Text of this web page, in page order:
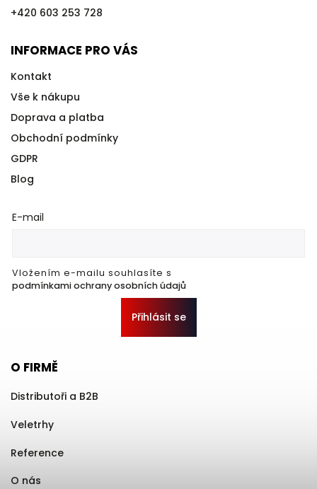
+420 603 253 728
INFORMACE PRO VÁS
Kontakt
Vše k nákupu
Doprava a platba
Obchodní podmínky
GDPR
Blog
E-mail
Vložením e-mailu souhlasíte s
podmínkami ochrany osobních údajů
Přihlásit se
O FIRMĚ
Distributoři a B2B
Veletrhy
Reference
O nás